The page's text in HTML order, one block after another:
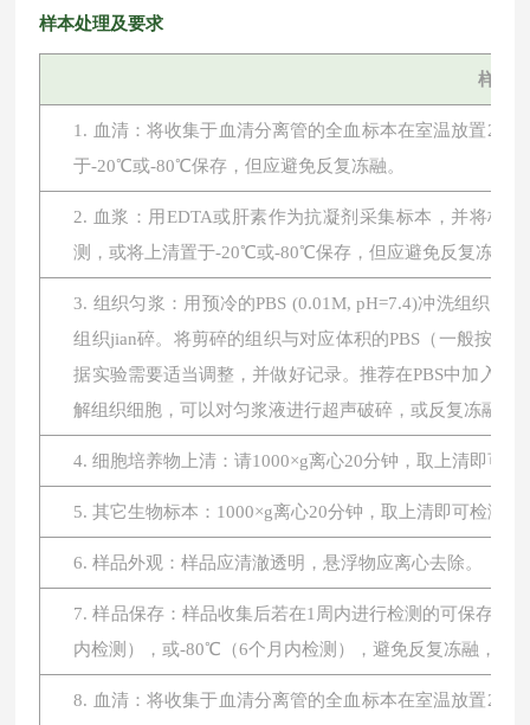
样本处理及要求
样本
1. 血清：将收集于血清分离管的全血标本在室温放置2
于-20℃或-80℃保存，但应避免反复冻融。
2. 血浆：用EDTA或肝素作为抗凝剂采集标本，并将标
测，或将上清置于-20℃或-80℃保存，但应避免反复冻融。
3. 组织匀浆：用预冷的PBS (0.01M, pH=7.4)冲洗组织，
组织jian碎。将剪碎的组织与对应体积的PBS（一般按
据实验需要适当调整，并做好记录。推荐在PBS中加入
解组织细胞，可以对匀浆液进行超声破碎，或反复冻融。
4. 细胞培养物上清：请1000×g离心20分钟，取上清即可
5. 其它生物标本：1000×g离心20分钟，取上清即可检测。
6. 样品外观：样品应清澈透明，悬浮物应离心去除。
7. 样品保存：样品收集后若在1周内进行检测的可保存
内检测），或-80℃（6个月内检测），避免反复冻融，标
8. 血清：将收集于血清分离管的全血标本在室温放置2小